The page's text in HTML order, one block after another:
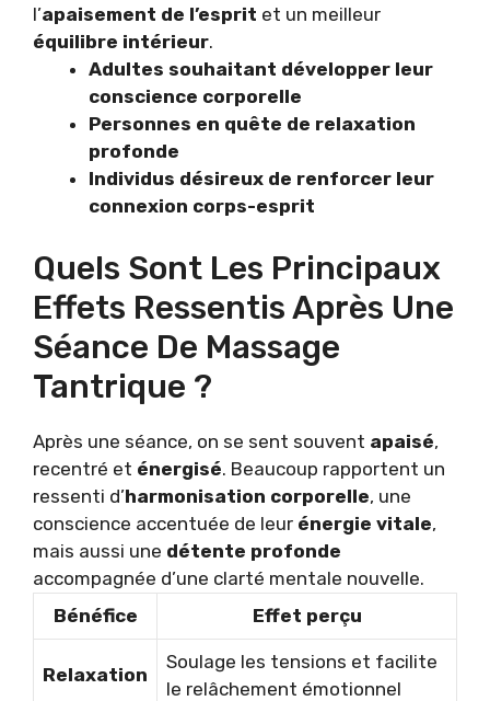
l’apaisement de l’esprit et un meilleur
équilibre intérieur.
Adultes souhaitant développer leur
conscience corporelle
Personnes en quête de relaxation
profonde
Individus désireux de renforcer leur
connexion corps-esprit
Quels Sont Les Principaux
Effets Ressentis Après Une
Séance De Massage
Tantrique ?
Après une séance, on se sent souvent apaisé,
recentré et énergisé. Beaucoup rapportent un
ressenti d’harmonisation corporelle, une
conscience accentuée de leur énergie vitale,
mais aussi une détente profonde
accompagnée d’une clarté mentale nouvelle.
Bénéfice
Effet perçu
Relaxation
Soulage les tensions et facilite
le relâchement émotionnel